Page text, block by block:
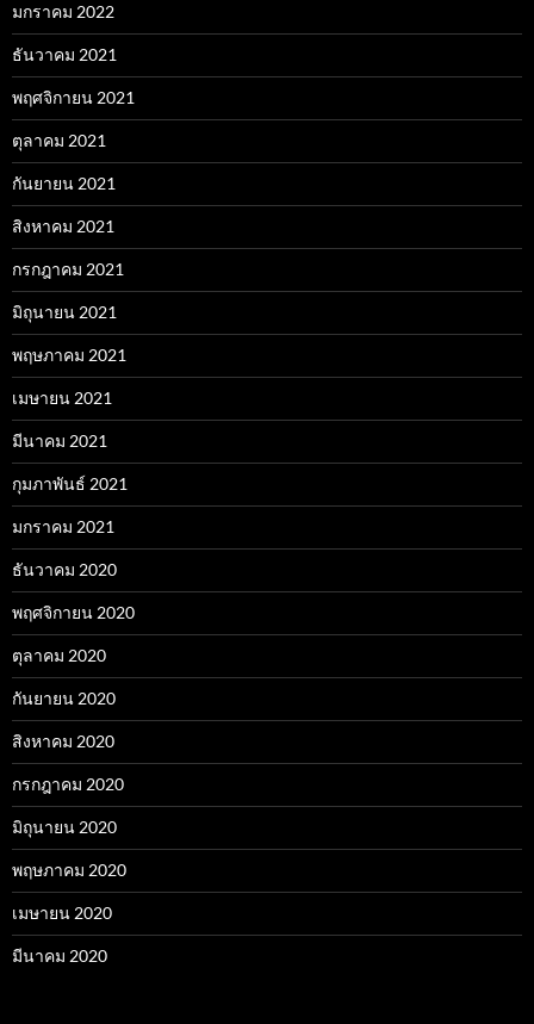
มกราคม 2022
ธันวาคม 2021
พฤศจิกายน 2021
ตุลาคม 2021
กันยายน 2021
สิงหาคม 2021
กรกฎาคม 2021
มิถุนายน 2021
พฤษภาคม 2021
เมษายน 2021
มีนาคม 2021
กุมภาพันธ์ 2021
มกราคม 2021
ธันวาคม 2020
พฤศจิกายน 2020
ตุลาคม 2020
กันยายน 2020
สิงหาคม 2020
กรกฎาคม 2020
มิถุนายน 2020
พฤษภาคม 2020
เมษายน 2020
มีนาคม 2020